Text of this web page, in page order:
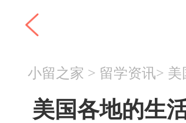
小留之家 > 留学资讯> 美
美国各地的生